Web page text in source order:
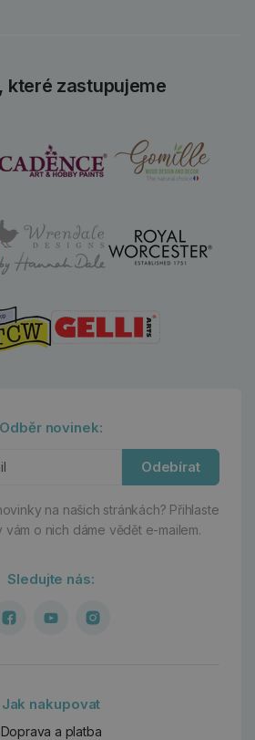
které zastupujeme
Odběr novinek:
Odebírat
na našich stránkách? Přihlaste
vám o nich dáme vědět e-mailem.
Sledujte nás:
Jak nakupovat
Doprava a platba